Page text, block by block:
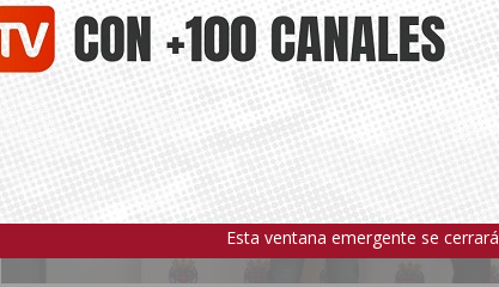
Esta ventana emergente se